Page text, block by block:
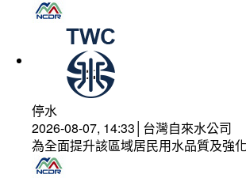
停水
2026-08-07, 14:33│台灣自來水公司
為全面提升該區域居民用水品質及強